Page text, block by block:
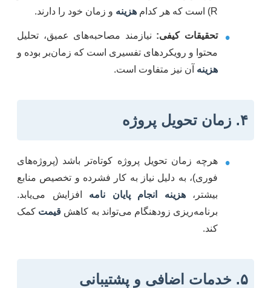
R) است که هر کدام
هزینه و زمان خود را دارند.
• تحقیقات کیفی: نیازمند مصاحبه‌های عمیق، تحلیل
محتوا و رویکردهای تفسیری است که زمان‌بر بوده و
هزینه آن نیز متفاوت است.
۴. زمان تحویل پروژه
•
هرچه زمان تحویل پروژه کوتاه‌تر باشد (پروژه‌های
فوری)، به دلیل نیاز به کار فشرده و تخصیص منابع
بیشتر،هزینه انجام پایان نامه افزایش می‌یابد.
برنامه‌ریزی زودهنگام می‌تواند به کاهش قیمت کمک
کند.
۵. خدمات اضافی و پشتیبانی